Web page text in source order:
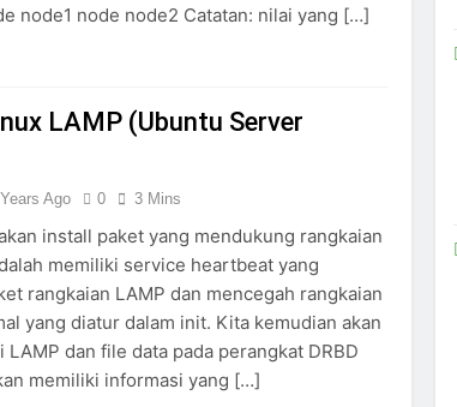
node1 node node2 Catatan: nilai yang […]
LAMP (Ubuntu Server
Ago 0 3 Mins
install paket yang mendukung rangkaian
memiliki service heartbeat yang
rangkaian LAMP dan mencegah rangkaian
yang diatur dalam init. Kita kemudian akan
dan file data pada perangkat DRBD
memiliki informasi yang […]